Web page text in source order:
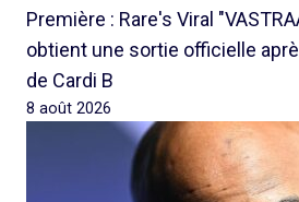
Première : Rare's Viral
obtient une sortie officielle
de Cardi B
8 août 2026